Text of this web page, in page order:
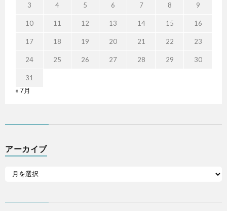
3 4 5 6 7 8 9
10 11 12 13 14 15 16
17 18 19 20 21 22 23
24 25 26 27 28 29 30
31
« 7月
アーカイブ